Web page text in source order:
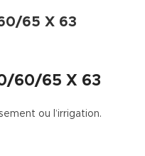
65 X 63
60/65 X 63
ou l’irrigation.